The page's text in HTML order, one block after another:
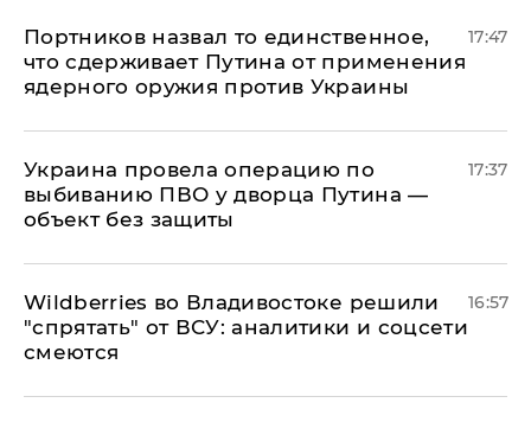
Портников назвал то единственное,
что сдерживает Путина от применения
ядерного оружия против Украины
17:47
Украина провела операцию по
выбиванию ПВО у дворца Путина —
объект без защиты
17:37
Wildberries во Владивостоке решили
"спрятать" от ВСУ: аналитики и соцсети
смеются
16:57